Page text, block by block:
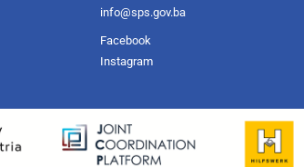
info@sps.gov.ba
Facebook
Instagram